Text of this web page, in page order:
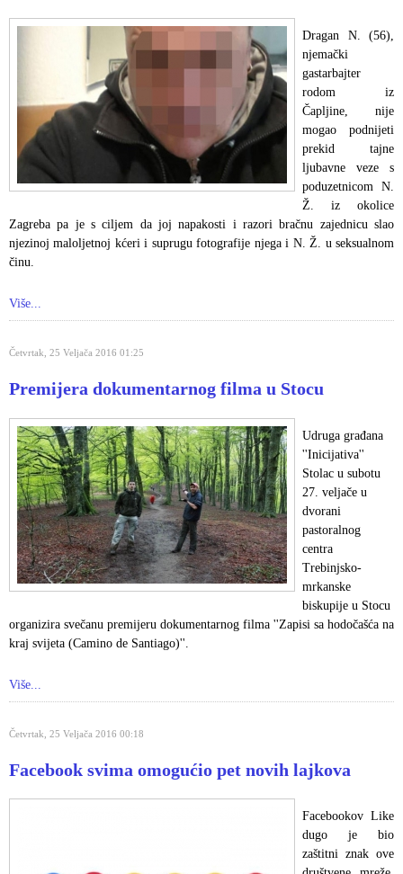
Dragan N. (56),
njemački
gastarbajter
rodom iz
Čapljine, nije
mogao podnijeti
prekid tajne
ljubavne veze s
poduzetnicom N.
Ž. iz okolice
Zagreba pa je s ciljem da joj napakosti i razori bračnu zajednicu slao
njezinoj maloljetnoj kćeri i suprugu fotografije njega i N. Ž. u seksualnom
činu.
Više...
Četvrtak, 25 Veljača 2016 01:25
Premijera dokumentarnog filma u Stocu
Udruga građana
''Inicijativa''
Stolac u subotu
27. veljače u
dvorani
pastoralnog
centra
Trebinjsko-
mrkanske
biskupije u Stocu
organizira svečanu premijeru dokumentarnog filma ''Zapisi sa hodočašća na
kraj svijeta (Camino de Santiago)''.
Više...
Četvrtak, 25 Veljača 2016 00:18
Facebook svima omogućio pet novih lajkova
Facebookov Like
dugo je bio
zaštitni znak ove